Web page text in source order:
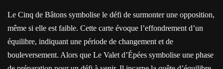
Le Cinq de Bâtons symbolise le défi de surmonter une opposition,
même si elle est faible. Cette carte évoque l’effondrement d’un
équilibre, indiquant une période de changement et de
bouleversement. Alors que Le Valet d’Épées symbolise une phase